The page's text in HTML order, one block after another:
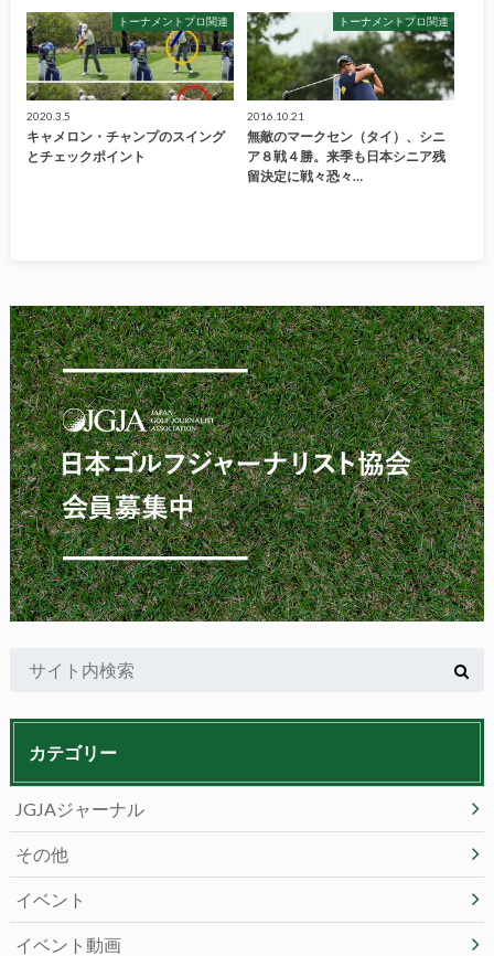
トーナメントプロ関連
2020.3.5
キャメロン・チャンプのスイング
とチェックポイント
トーナメントプロ関連
2016.10.21
無敵のマークセン（タイ）、シニ
ア８戦４勝。来季も日本シニア残
留決定に戦々恐々…
カテゴリー
JGJAジャーナル
その他
イベント
イベント動画